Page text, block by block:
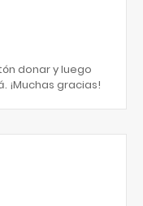
donar y luego
¡Muchas gracias!